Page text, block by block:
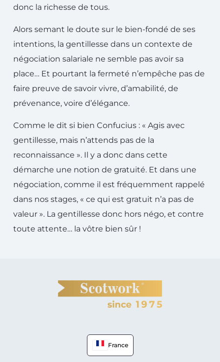
donc la richesse de tous.
Alors semant le doute sur le bien-fondé de ses
intentions, la gentillesse dans un contexte de
négociation salariale ne semble pas avoir sa
place… Et pourtant la fermeté n’empêche pas de
faire preuve de savoir vivre, d’amabilité, de
prévenance, voire d’élégance.
Comme le dit si bien Confucius : « Agis avec
gentillesse, mais n’attends pas de la
reconnaissance ». Il y a donc dans cette
démarche une notion de gratuité. Et dans une
négociation, comme il est fréquemment rappelé
dans nos stages, « ce qui est gratuit n’a pas de
valeur ». La gentillesse donc hors négo, et contre
toute attente… la vôtre bien sûr !
France